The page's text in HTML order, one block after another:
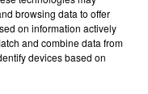
Gémeaux
browsing data to offer
on information actively
and combine data from
devices based on